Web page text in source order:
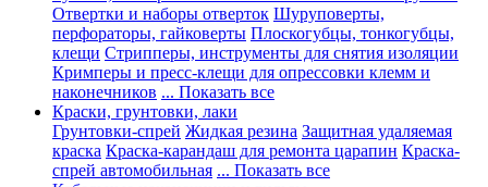
Отвертки и наборы отверток Шуруповерты,
перфораторы, гайковерты Плоскогубцы, тонкогубцы,
клещи Стрипперы, инструменты для снятия изоляции
Кримперы и пресс-клещи для опрессовки клемм и
наконечников ... Показать все
Краски, грунтовки, лаки
Грунтовки-спрей Жидкая резина Защитная удаляемая
краска Краска-карандаш для ремонта царапин Краска-
спрей автомобильная ... Показать все